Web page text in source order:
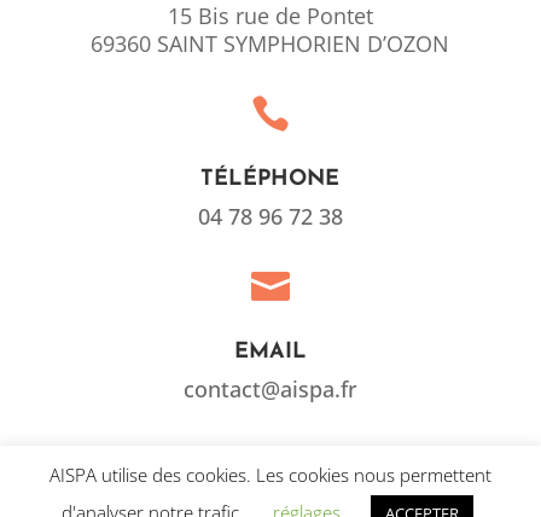
15 Bis rue de Pontet
69360 SAINT SYMPHORIEN D’OZON

TÉLÉPHONE
04 78 96 72 38

EMAIL
contact@aispa.fr
AISPA utilise des cookies. Les cookies nous permettent
d'analyser notre trafic.
réglages